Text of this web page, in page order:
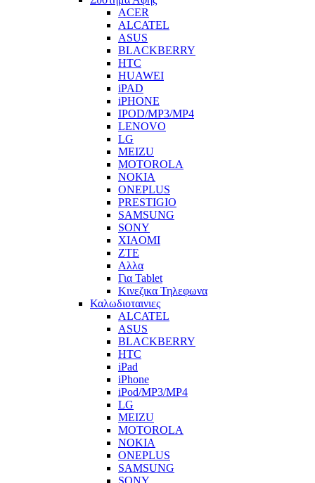
ACER
ALCATEL
ASUS
BLACKBERRY
HTC
HUAWEI
iPAD
iPHONE
IPOD/MP3/MP4
LENOVO
LG
MEIZU
MOTOROLA
NOKIA
ONEPLUS
PRESTIGIO
SAMSUNG
SONY
XIAOMI
ZTE
Αλλα
Για Tablet
Κινεζικα Τηλεφωνα
Καλωδιοταινιες
ALCATEL
ASUS
BLACKBERRY
HTC
iPad
iPhone
iPod/MP3/MP4
LG
MEIZU
MOTOROLA
NOKIA
ONEPLUS
SAMSUNG
SONY